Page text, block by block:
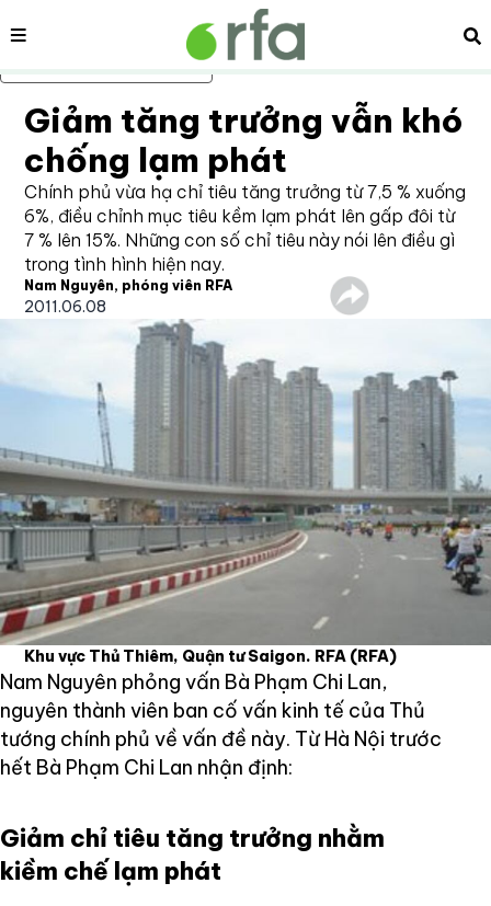
Bỏ qua nội dung chính
Nội dung
Giảm tăng trưởng vẫn khó
chống lạm phát
Chính phủ vừa hạ chỉ tiêu tăng trưởng từ 7,5 % xuống
6%, điều chỉnh mục tiêu kềm lạm phát lên gấp đôi từ
7 % lên 15%. Những con số chỉ tiêu này nói lên điều gì
trong tình hình hiện nay.
Nam Nguyên, phóng viên RFA
2011.06.08
Khu vực Thủ Thiêm, Quận tư Saigon. RFA (RFA)
Nam Nguyên phỏng vấn Bà Phạm Chi Lan,
nguyên thành viên ban cố vấn kinh tế của Thủ
tướng chính phủ về vấn đề này. Từ Hà Nội trước
hết Bà Phạm Chi Lan nhận định:
Giảm chỉ tiêu tăng trưởng nhằm
kiềm chế lạm phát